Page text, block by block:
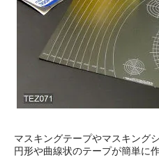
マスキングテープやマスキング
円形や曲線状のテープが簡単に